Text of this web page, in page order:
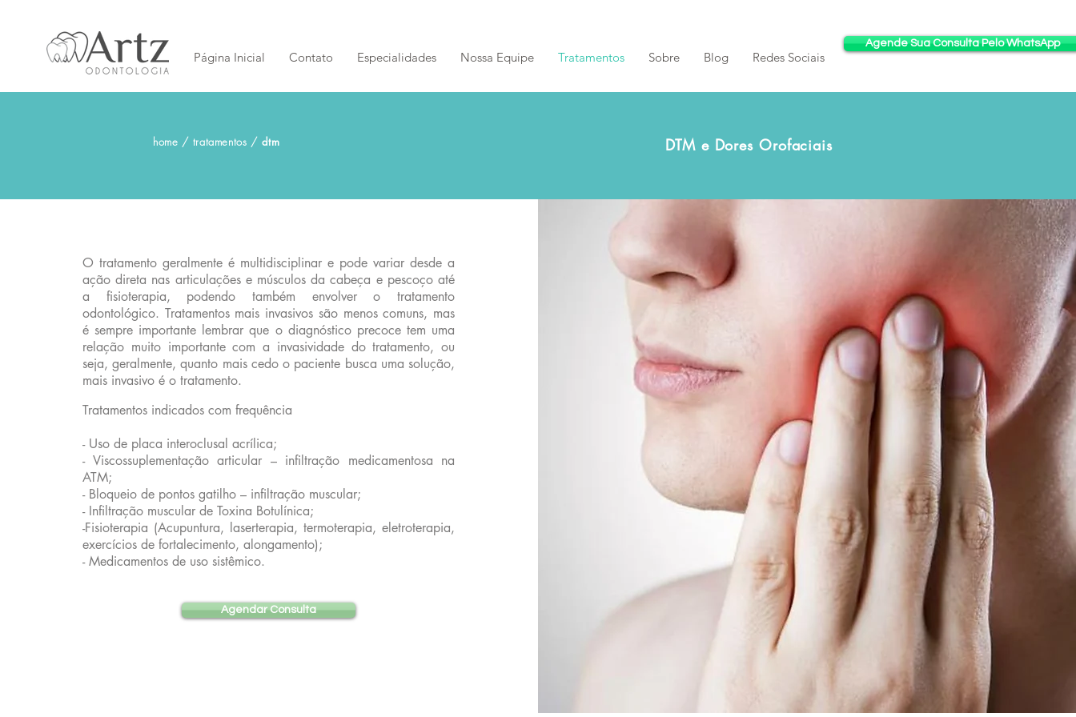
Página Inicial Contato Especialidades Nossa Equipe Tratamentos Sobre Blog Redes Sociais
Agende Sua Consulta Pelo WhatsApp
home / tratamentos / dtm DTM e Dores Orofaciais
O tratamento geralmente é multidisciplinar e pode variar desde a
ação direta nas articulações e músculos da cabeça e pescoço até
a fisioterapia, podendo também envolver o tratamento
odontológico. Tratamentos mais invasivos são menos comuns, mas
é sempre importante lembrar que o diagnóstico precoce tem uma
relação muito importante com a invasividade do tratamento, ou
seja, geralmente, quanto mais cedo o paciente busca uma solução,
mais invasivo é o tratamento.
Tratamentos indicados com frequência
- Uso de placa interoclusal acrílica;
- Viscossuplementação articular – infiltração medicamentosa na
ATM;
- Bloqueio de pontos gatilho – infiltração muscular;
- Infiltração muscular de Toxina Botulínica;
-Fisioterapia (Acupuntura, laserterapia, termoterapia, eletroterapia,
exercícios de fortalecimento, alongamento);
- Medicamentos de uso sistêmico.
Agendar Consulta